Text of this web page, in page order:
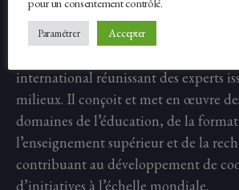
international réunissant des experts
milieux. Il conçoit et met en œuvre
domaines de l’éducation, de la
l’enseignement supérieur et de la
contribuant au développement de
d’initiatives à l’échelle mondiale.
Paramétrer Accepter